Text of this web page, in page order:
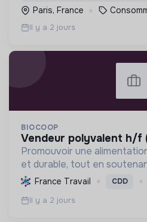
Paris, France
Il y a 2 jours
BIOCOOP
vendeur polyvalent h/
Promouvoir une
et durable, tout en
paysanne, en réduisant les
pour une société plus juste
France Travail CDD
Il y a 2 jours